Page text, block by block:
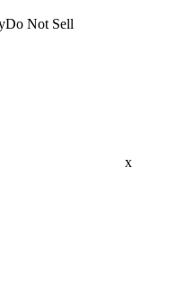
Do Not Sell
x